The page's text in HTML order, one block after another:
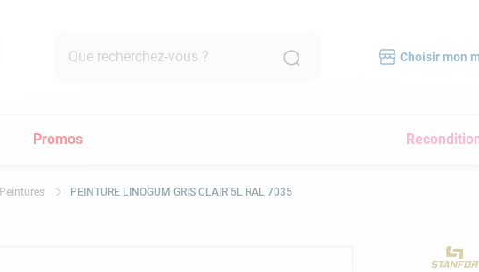
Choisir mon
Promos
Peintures PEINTURE LINOGUM GRIS CLAIR 5L RAL 7035
1.
pompe filtration piscine